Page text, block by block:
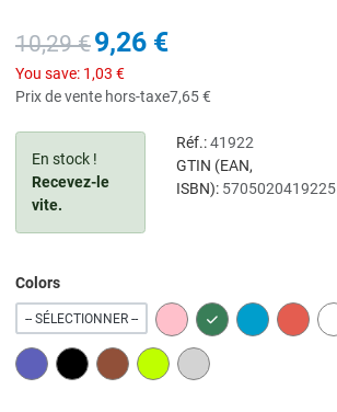
10,29 €9,26 €
You save: 1,03 €
Prix de vente hors-taxe7,65 €
En stock !
Recevez-le
vite.
Réf.: 41922
GTIN (EAN,
ISBN): 5705020419225
Colors
-- SÉLECTIONNER -- PINK GREEN BLUE RED
PURPLE BLACK BROWN LIME GREY